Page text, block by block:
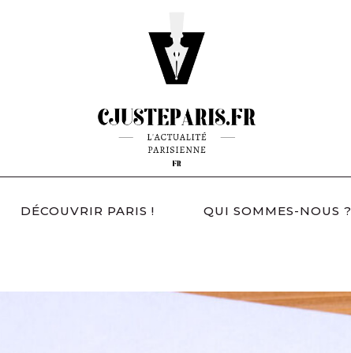
DÉCOUVRIR PARIS ! QUI SOMMES-NOUS ?